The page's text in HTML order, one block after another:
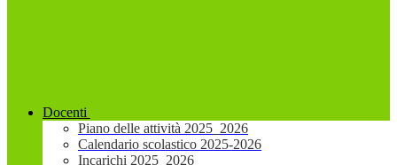
Docenti
Piano delle attività 2025_2026
Calendario scolastico 2025-2026
Incarichi 2025_2026